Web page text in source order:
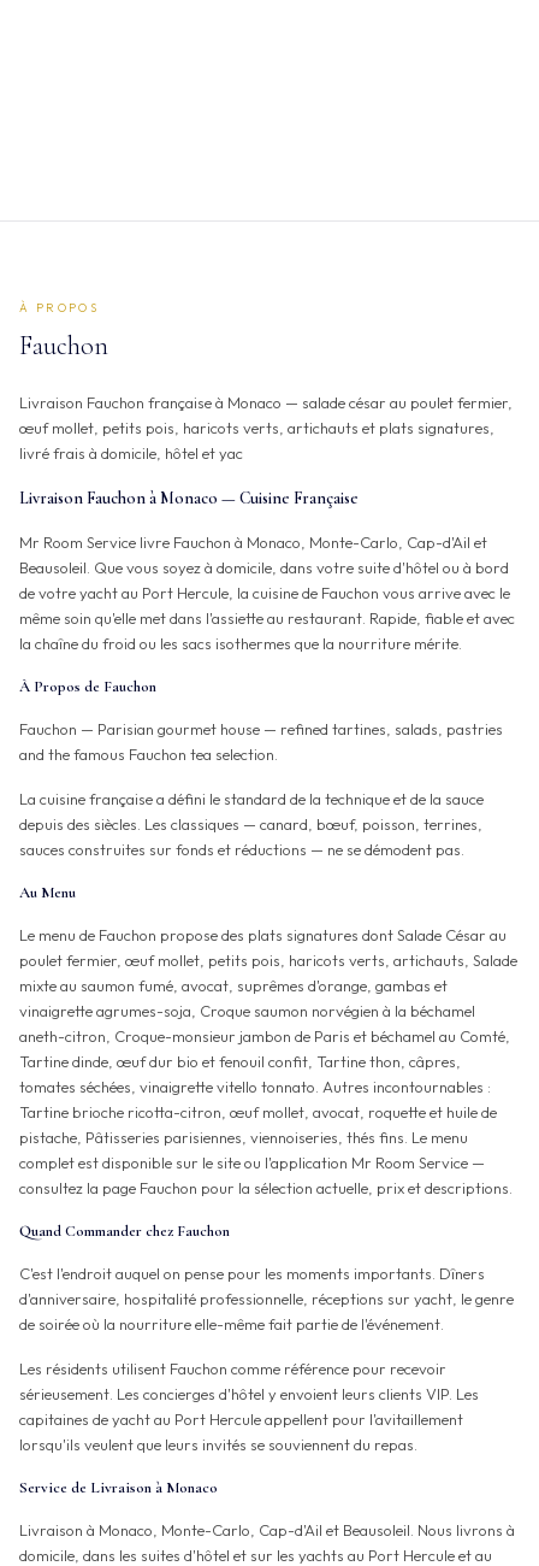
À PROPOS
Fauchon
Livraison Fauchon française à Monaco — salade césar au poulet fermier,
œuf mollet, petits pois, haricots verts, artichauts et plats signatures,
livré frais à domicile, hôtel et yac
Livraison Fauchon à Monaco — Cuisine Française
Mr Room Service livre Fauchon à Monaco, Monte-Carlo, Cap-d'Ail et
Beausoleil. Que vous soyez à domicile, dans votre suite d'hôtel ou à bord
de votre yacht au Port Hercule, la cuisine de Fauchon vous arrive avec le
même soin qu'elle met dans l'assiette au restaurant. Rapide, fiable et avec
la chaîne du froid ou les sacs isothermes que la nourriture mérite.
À Propos de Fauchon
Fauchon — Parisian gourmet house — refined tartines, salads, pastries
and the famous Fauchon tea selection.
La cuisine française a défini le standard de la technique et de la sauce
depuis des siècles. Les classiques — canard, bœuf, poisson, terrines,
sauces construites sur fonds et réductions — ne se démodent pas.
Au Menu
Le menu de Fauchon propose des plats signatures dont Salade César au
poulet fermier, œuf mollet, petits pois, haricots verts, artichauts, Salade
mixte au saumon fumé, avocat, suprêmes d'orange, gambas et
vinaigrette agrumes-soja, Croque saumon norvégien à la béchamel
aneth-citron, Croque-monsieur jambon de Paris et béchamel au Comté,
Tartine dinde, œuf dur bio et fenouil confit, Tartine thon, câpres,
tomates séchées, vinaigrette vitello tonnato. Autres incontournables :
Tartine brioche ricotta-citron, œuf mollet, avocat, roquette et huile de
pistache, Pâtisseries parisiennes, viennoiseries, thés fins. Le menu
complet est disponible sur le site ou l'application Mr Room Service —
consultez la page Fauchon pour la sélection actuelle, prix et descriptions.
Quand Commander chez Fauchon
C'est l'endroit auquel on pense pour les moments importants. Dîners
d'anniversaire, hospitalité professionnelle, réceptions sur yacht, le genre
de soirée où la nourriture elle-même fait partie de l'événement.
Les résidents utilisent Fauchon comme référence pour recevoir
sérieusement. Les concierges d'hôtel y envoient leurs clients VIP. Les
capitaines de yacht au Port Hercule appellent pour l'avitaillement
lorsqu'ils veulent que leurs invités se souviennent du repas.
Service de Livraison à Monaco
Livraison à Monaco, Monte-Carlo, Cap-d'Ail et Beausoleil. Nous livrons à
domicile, dans les suites d'hôtel et sur les yachts au Port Hercule et au